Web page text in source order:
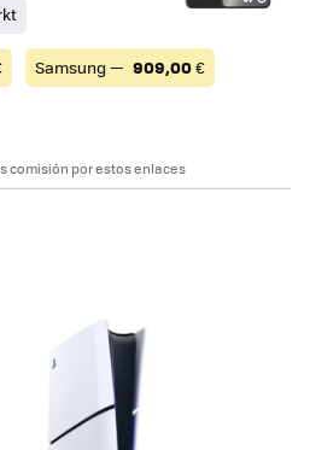
Samsung — 909,00€
comisión por estos enlaces